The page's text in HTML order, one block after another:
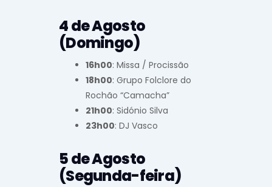
4 de Agosto
(Domingo)
16h00: Missa / Procissão
18h00: Grupo Folclore do
Rochão “Camacha”
21h00: Sidónio Silva
23h00: DJ Vasco
5 de Agosto
(Segunda-feira)